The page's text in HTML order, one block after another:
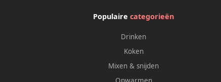
Populairecategorieën
Drinken
Koken
Mixen & snijden